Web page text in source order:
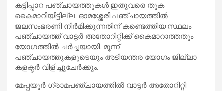
കട്ടിപ്പാറ പഞ്ചായത്തുകള്‍ ഇതുവരെ തുക
കൈമാറിയിട്ടില്ല. ഓമശ്ശേരി പഞ്ചായത്തില്‍
ജലസംഭരണി നിര്‍മിക്കുന്നതിന് കണ്ടെത്തിയ സ്ഥലം
പഞ്ചായത്ത് വാട്ടര്‍ അതോറിറ്റിക്ക് കൈമാറാത്തതും
യോഗത്തില്‍ ചര്‍ച്ചയായി. മൂന്ന്
പഞ്ചായത്തുകളുടെയും അടിയന്തര യോഗം ജില്ലാ
കളക്ടര്‍ വിളിച്ചുചേര്‍ക്കും.
മേപ്പയൂര്‍ ഗ്രാമപഞ്ചായത്തില്‍ വാട്ടര്‍ അതോറിറ്റി